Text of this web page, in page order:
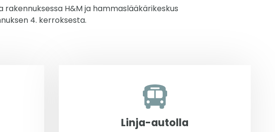
rakennuksessa H&M ja hammaslääkärikeskus
4. kerroksesta.
Linja-autolla